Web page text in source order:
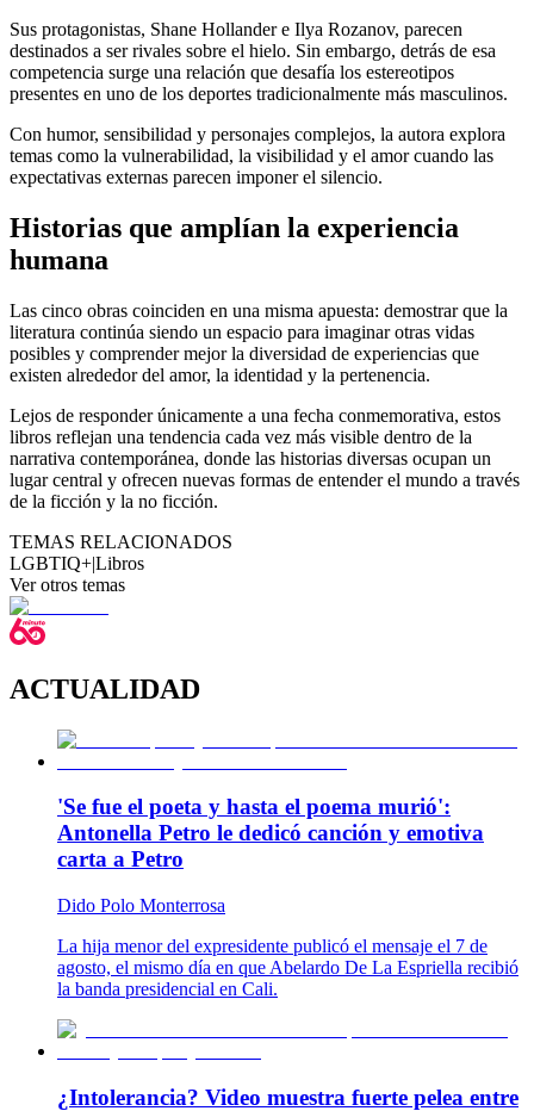
Sus protagonistas, Shane Hollander e Ilya Rozanov, parecen
destinados a ser rivales sobre el hielo. Sin embargo, detrás de esa
competencia surge una relación que desafía los estereotipos
presentes en uno de los deportes tradicionalmente más masculinos.
Con humor, sensibilidad y personajes complejos, la autora explora
temas como la vulnerabilidad, la visibilidad y el amor cuando las
expectativas externas parecen imponer el silencio.
Historias que amplían la experiencia
humana
Las cinco obras coinciden en una misma apuesta: demostrar que la
literatura continúa siendo un espacio para imaginar otras vidas
posibles y comprender mejor la diversidad de experiencias que
existen alrededor del amor, la identidad y la pertenencia.
Lejos de responder únicamente a una fecha conmemorativa, estos
libros reflejan una tendencia cada vez más visible dentro de la
narrativa contemporánea, donde las historias diversas ocupan un
lugar central y ofrecen nuevas formas de entender el mundo a través
de la ficción y la no ficción.
TEMAS RELACIONADOS
LGBTIQ+|Libros
Ver otros temas
ACTUALIDAD
'Se fue el poeta y hasta el poema murió':
Antonella Petro le dedicó canción y emotiva
carta a Petro
Dido Polo Monterrosa
La hija menor del expresidente publicó el mensaje el 7 de
agosto, el mismo día en que Abelardo De La Espriella recibió
la banda presidencial en Cali.
¿Intolerancia? Video muestra fuerte pelea entre